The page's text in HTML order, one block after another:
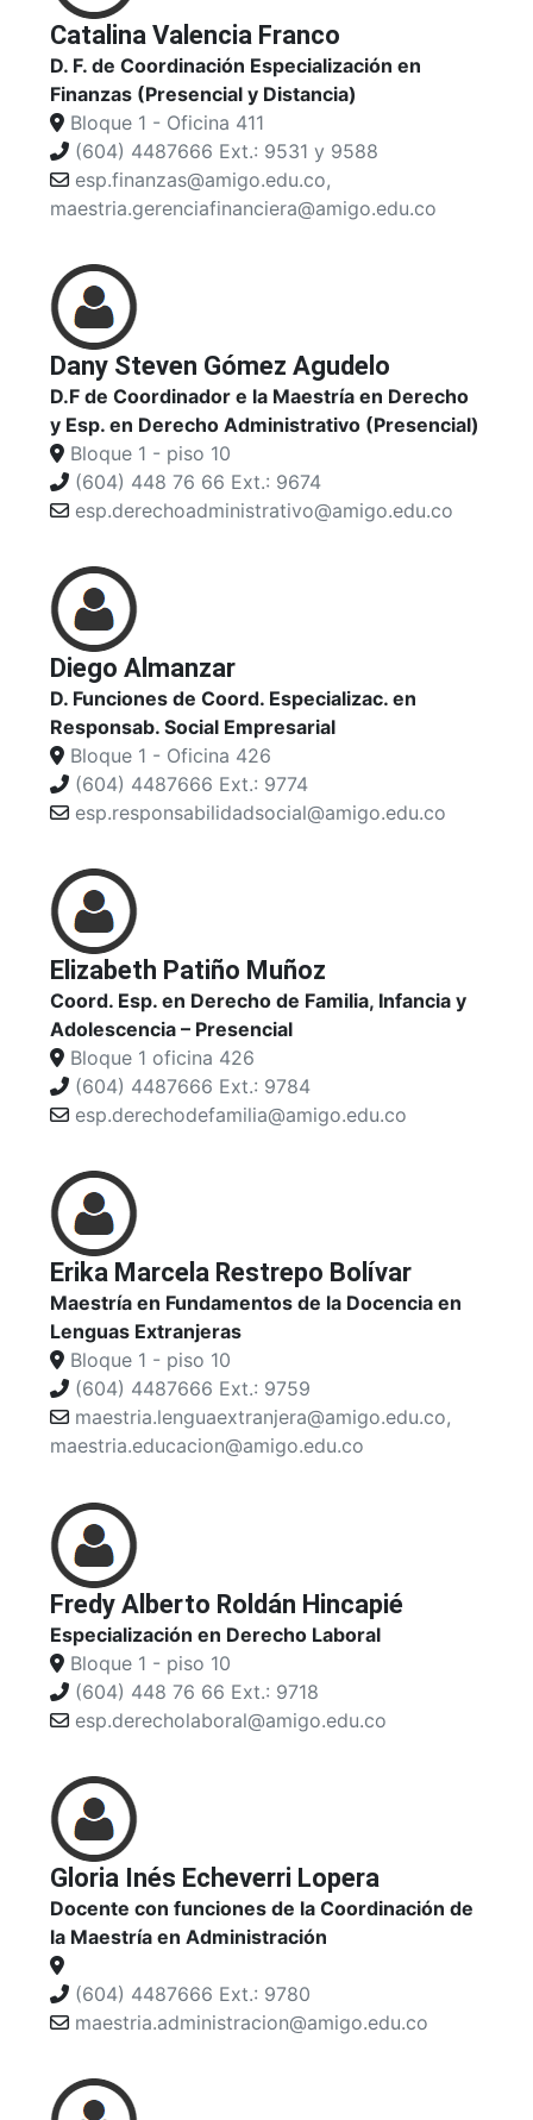
Catalina Valencia Franco
D. F. de Coordinación Especialización en
Finanzas (Presencial y Distancia)
Bloque 1 - Oficina 411
(604) 4487666 Ext.: 9531 y 9588
esp.finanzas@amigo.edu.co,
maestria.gerenciafinanciera@amigo.edu.co
Dany Steven Gómez Agudelo
D.F de Coordinador e la Maestría en Derecho
y Esp. en Derecho Administrativo (Presencial)
Bloque 1 - piso 10
(604) 448 76 66 Ext.: 9674
esp.derechoadministrativo@amigo.edu.co
Diego Almanzar
D. Funciones de Coord. Especializac. en
Responsab. Social Empresarial
Bloque 1 - Oficina 426
(604) 4487666 Ext.: 9774
esp.responsabilidadsocial@amigo.edu.co
Elizabeth Patiño Muñoz
Coord. Esp. en Derecho de Familia, Infancia y
Adolescencia – Presencial
Bloque 1 oficina 426
(604) 4487666 Ext.: 9784
esp.derechodefamilia@amigo.edu.co
Erika Marcela Restrepo Bolívar
Maestría en Fundamentos de la Docencia en
Lenguas Extranjeras
Bloque 1 - piso 10
(604) 4487666 Ext.: 9759
maestria.lenguaextranjera@amigo.edu.co,
maestria.educacion@amigo.edu.co
Fredy Alberto Roldán Hincapié
Especialización en Derecho Laboral
Bloque 1 - piso 10
(604) 448 76 66 Ext.: 9718
esp.derecholaboral@amigo.edu.co
Gloria Inés Echeverri Lopera
Docente con funciones de la Coordinación de
la Maestría en Administración
(604) 4487666 Ext.: 9780
maestria.administracion@amigo.edu.co